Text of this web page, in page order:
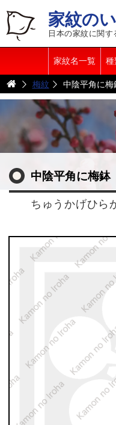
家紋の
日本の家紋に関す
家紋名一覧 種
梅紋 中陰平角に梅
中陰平角に梅鉢
ちゅうかげひら